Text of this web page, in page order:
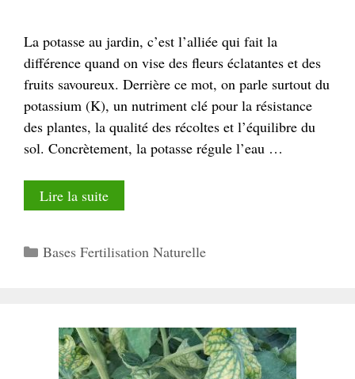
La potasse au jardin, c’est l’alliée qui fait la
différence quand on vise des fleurs éclatantes et des
fruits savoureux. Derrière ce mot, on parle surtout du
potassium (K), un nutriment clé pour la résistance
des plantes, la qualité des récoltes et l’équilibre du
sol. Concrètement, la potasse régule l’eau …
Lire la suite
Catégories
Bases Fertilisation Naturelle